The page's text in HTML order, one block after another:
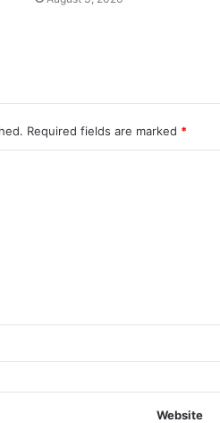
Required fields are marked *
Website